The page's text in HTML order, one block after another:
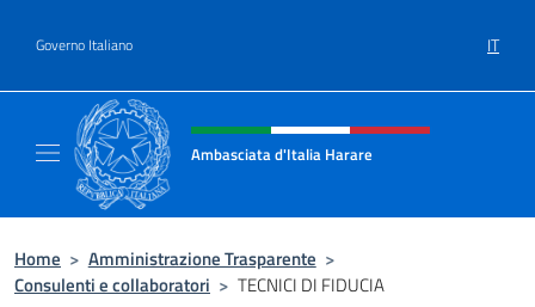
Governo Italiano IT
Intestazione sito, social e menù
Ambasciata d'Italia Harare
Home > Amministrazione Trasparente >
Consulenti e collaboratori > TECNICI DI FIDUCIA